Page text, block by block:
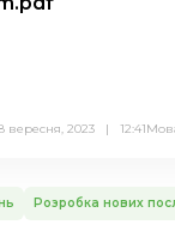
2023 | 12:41
Розробка нових